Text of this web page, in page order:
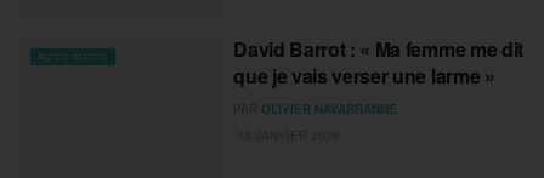
AUTO-MOTO
David Barrot : « Ma femme me dit
que je vais verser une larme »
OLIVIER NAVARRANNE